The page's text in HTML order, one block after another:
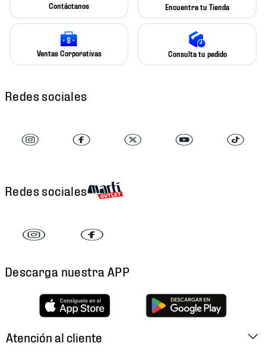
Contáctanos Encuentra tu Tienda
Ventas Corporativas Consulta tu pedido
Redes sociales
Redes sociales
Descarga nuestra APP
Atención al cliente